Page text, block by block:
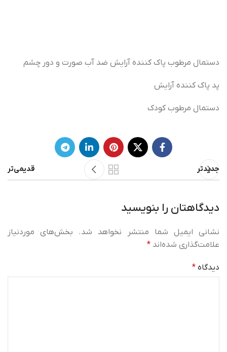
دستمال مرطوب پاک کننده آرایش ضد آب صورت و دور چشم
پد پاک کننده آرایش
دستمال مرطوب کودک
جدیدتر قدیمی‌تر
دیدگاهتان را بنویسید
نشانی ایمیل شما منتشر نخواهد شد.
بخش‌های موردنیاز
علامت‌گذاری شده‌اند *
دیدگاه *